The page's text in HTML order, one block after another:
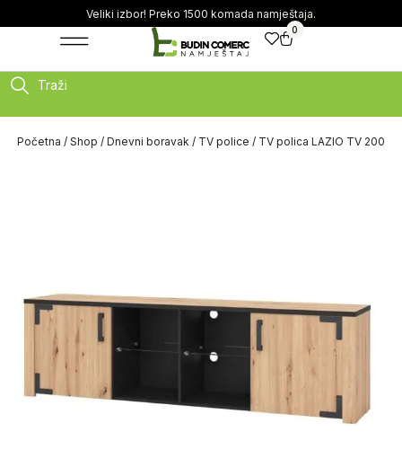
Veliki izbor! Preko 1500 komada namještaja.
0
Traži
Početna / Shop / Dnevni boravak / TV police / TV polica LAZIO TV 200